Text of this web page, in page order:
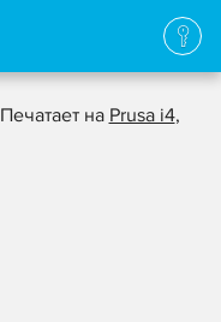
Печатает на Prusa i4,